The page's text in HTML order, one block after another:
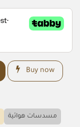
Buy now
مسدسات هوائية